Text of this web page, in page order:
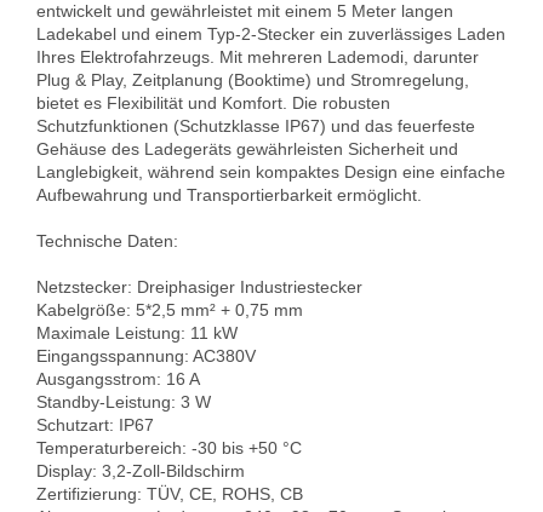
entwickelt und gewährleistet mit einem 5 Meter langen
Ladekabel und einem Typ-2-Stecker ein zuverlässiges Laden
Ihres Elektrofahrzeugs. Mit mehreren Lademodi, darunter
Plug & Play, Zeitplanung (Booktime) und Stromregelung,
bietet es Flexibilität und Komfort. Die robusten
Schutzfunktionen (Schutzklasse IP67) und das feuerfeste
Gehäuse des Ladegeräts gewährleisten Sicherheit und
Langlebigkeit, während sein kompaktes Design eine einfache
Aufbewahrung und Transportierbarkeit ermöglicht.
Technische Daten:
Netzstecker: Dreiphasiger Industriestecker
Kabelgröße: 5*2,5 mm² + 0,75 mm
Maximale Leistung: 11 kW
Eingangsspannung: AC380V
Ausgangsstrom: 16 A
Standby-Leistung: 3 W
Schutzart: IP67
Temperaturbereich: -30 bis +50 °C
Display: 3,2-Zoll-Bildschirm
Zertifizierung: TÜV, CE, ROHS, CB